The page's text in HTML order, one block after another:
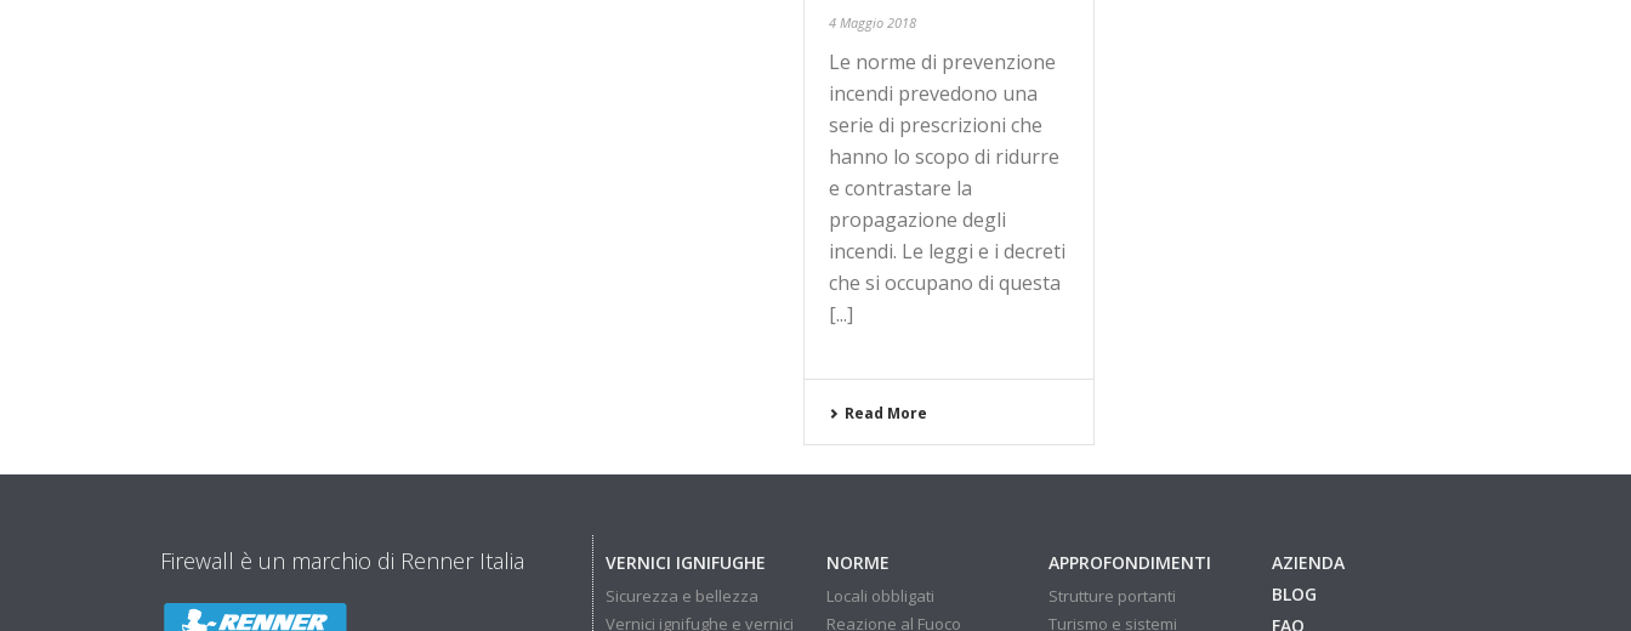
4 Maggio 2018
Le norme di prevenzione
incendi prevedono una
serie di prescrizioni che
hanno lo scopo di ridurre
e contrastare la
propagazione degli
incendi. Le leggi e i decreti
che si occupano di questa
[...]
Read More
Firewall è un marchio di Renner Italia VERNICI IGNIFUGHE
Sicurezza e bellezza
Vernici ignifughe e vernici
NORME
Locali obbligati
Reazione al Fuoco
APPROFONDIMENTI
Strutture portanti
Turismo e sistemi
AZIENDA
BLOG
FAQ